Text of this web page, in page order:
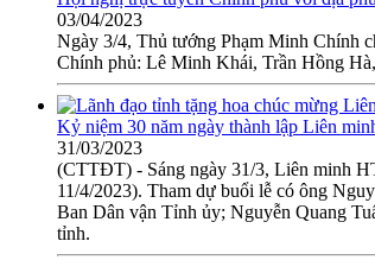
03/04/2023
Ngày 3/4, Thủ tướng Phạm Minh Chính
Chính phủ: Lê Minh Khái, Trần Hồng
Kỷ niệm 30 năm ngày thành lập Liên
31/03/2023
(CTTĐT) - Sáng ngày 31/3, Liên minh
11/4/2023). Tham dự buổi lễ có ông
Ban Dân vận Tỉnh ủy; Nguyễn Quang
tỉnh.